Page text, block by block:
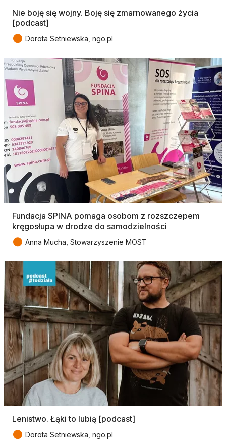
Nie boję się wojny. Boję się zmarnowanego życia
[podcast]
● Dorota Setniewska, ngo.pl
Fundacja SPINA pomaga osobom z rozszczepem
kręgosłupa w drodze do samodzielności
● Anna Mucha, Stowarzyszenie MOST
Lenistwo. Łąki to lubią [podcast]
● Dorota Setniewska, ngo.pl